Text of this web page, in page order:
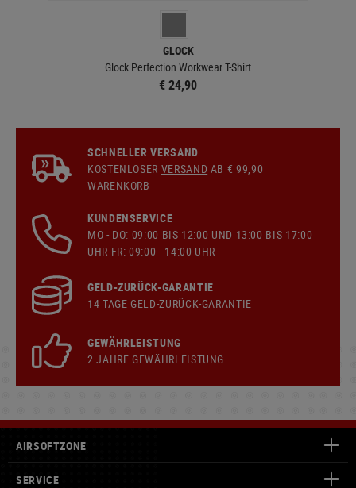
GLOCK
Glock Perfection Workwear T-Shirt
€ 24,90
SCHNELLER VERSAND
KOSTENLOSER VERSAND AB € 99,90
WARENKORB
KUNDENSERVICE
MO - DO: 09:00 BIS 12:00 UND 13:00 BIS 17:00
UHR FR: 09:00 - 14:00 UHR
GELD-ZURÜCK-GARANTIE
14 TAGE GELD-ZURÜCK-GARANTIE
GEWÄHRLEISTUNG
2 JAHRE GEWÄHRLEISTUNG
AIRSOFTZONE
SERVICE